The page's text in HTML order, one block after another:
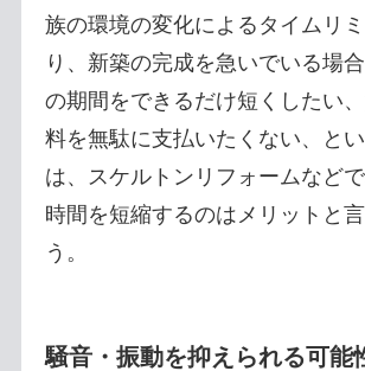
族の環境の変化によるタイムリ
り、新築の完成を急いでいる場
の期間をできるだけ短くしたい
料を無駄に支払いたくない、と
は、スケルトンリフォームなど
時間を短縮するのはメリットと
う。
騒音・振動を抑えられる可能